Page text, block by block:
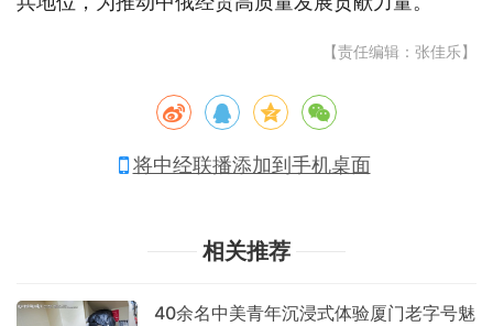
【责任编辑：张佳乐】
将中经联播添加到手机桌面
相关推荐
40余名中美青年沉浸式体验厦门老字号魅